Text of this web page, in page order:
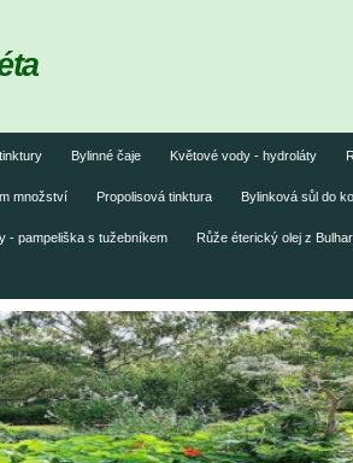
Bylinné čaje Květové vody - hydroláty
množství Propolisová tinktura Bylinková sůl do
- pampeliška s tužebníkem Růže éterický olej z